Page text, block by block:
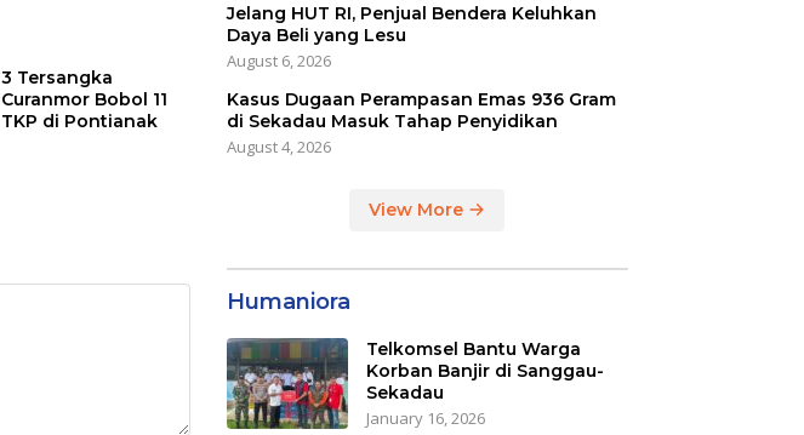
3 Tersangka
Curanmor Bobol 11
TKP di Pontianak
Jelang HUT RI, Penjual Bendera Keluhkan
Daya Beli yang Lesu
August 6, 2026
Kasus Dugaan Perampasan Emas 936 Gram
di Sekadau Masuk Tahap Penyidikan
August 4, 2026
View More
Humaniora
Telkomsel Bantu Warga
Korban Banjir di Sanggau-
Sekadau
January 16, 2026